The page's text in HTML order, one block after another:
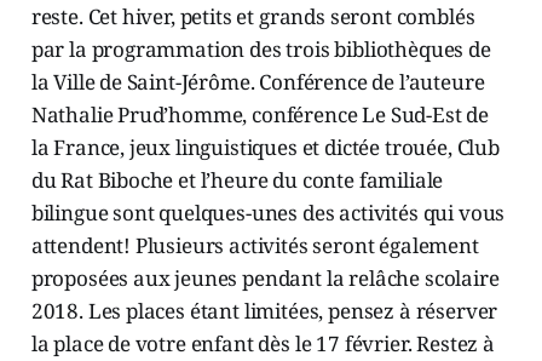
reste. Cet hiver, petits et grands seront comblés
par la programmation des trois bibliothèques de
la Ville de Saint-Jérôme. Conférence de l’auteure
Nathalie Prud’homme, conférence Le Sud-Est de
la France, jeux linguistiques et dictée trouée, Club
du Rat Biboche et l’heure du conte familiale
bilingue sont quelques-unes des activités qui vous
attendent! Plusieurs activités seront également
proposées aux jeunes pendant la relâche scolaire
2018. Les places étant limitées, pensez à réserver
la place de votre enfant dès le 17 février. Restez à